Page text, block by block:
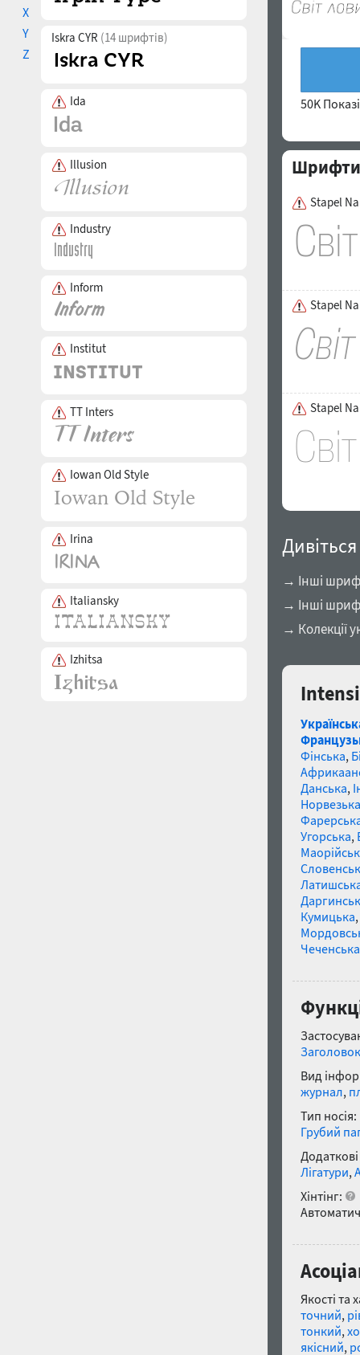
X
Y
Z
Iskra CYR (14 шрифтів)
Ida
Illusion
Industry
Inform
Institut
TT Inters
Iowan Old Style
Irina
Italiansky
Izhitsa
50K
Шрифти
Stapel
Stapel
Stapel
→ Інші
→ Інші
→ Колекції
Фінська,
Данська,
Норвезька
Угорська,
Кумицька,
Чеченська
Заголовок
Вид
журнал,
Тип носія:
Грубий
Лігатури,
Хінтінг:
Якості та
точний,
тонкий,
якісний,